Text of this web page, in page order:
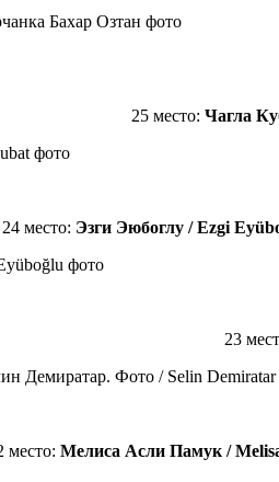
25 место: Чагла
24 место: Эзги Эюбоглу / Ezgi
23
место: Мелиса Асли Памук /